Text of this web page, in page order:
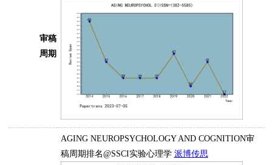
审稿
周期
AGING NEUROPSYCHOLOGY AND COGNITION审
稿周期排名@SSCI实验心理学 派博传思